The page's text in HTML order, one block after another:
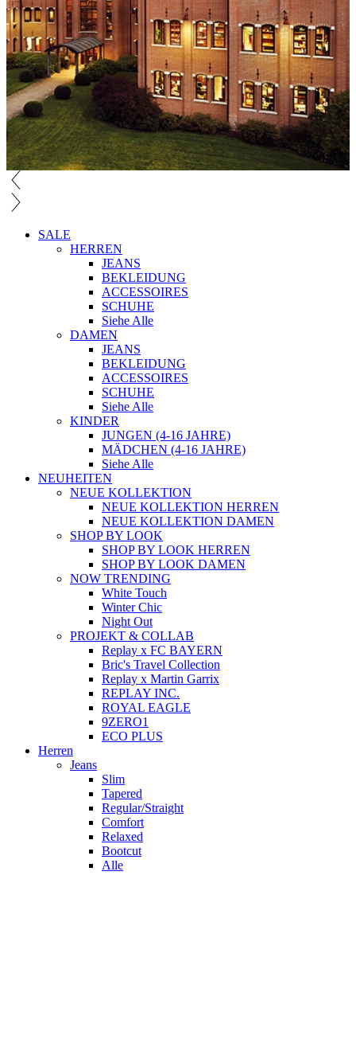
SALE
HERREN
JEANS
BEKLEIDUNG
ACCESSOIRES
SCHUHE
Siehe Alle
DAMEN
JEANS
BEKLEIDUNG
ACCESSOIRES
SCHUHE
Siehe Alle
KINDER
JUNGEN (4-16 JAHRE)
MÄDCHEN (4-16 JAHRE)
Siehe Alle
NEUHEITEN
NEUE KOLLEKTION
NEUE KOLLEKTION HERREN
NEUE KOLLEKTION DAMEN
SHOP BY LOOK
SHOP BY LOOK HERREN
SHOP BY LOOK DAMEN
NOW TRENDING
White Touch
Winter Chic
Night Out
PROJEKT & COLLAB
Replay x FC BAYERN
Bric's Travel Collection
Replay x Martin Garrix
REPLAY INC.
ROYAL EAGLE
9ZERO1
ECO PLUS
Herren
Jeans
Slim
Tapered
Regular/Straight
Comfort
Relaxed
Bootcut
Alle